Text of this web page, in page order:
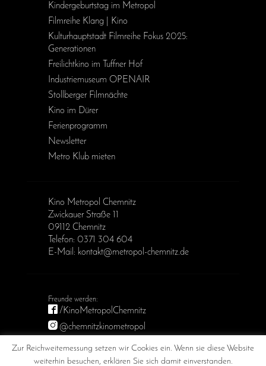
Kinder­geburts­tag im Metropol
Filmreihe Klang | Kino
Kulturhauptstadt Filmreihe Fokus 2025:
Generationen
Freilichtkino im Tuffner Hof
Industriemuseum OPENAIR
Stollberger Filmnächte
Kino im Dürer
Ferienprogramm
Newsletter
Metro Klub mieten
Kino Metropol Chemnitz
Zwickauer Straße 11
09112 Chemnitz
Telefon: 0371 304 604
E-Mail: kontakt@metropol-chemnitz.de
/KinoMetropolChemnitz
@chemnitzkinometropol
Zur Reichweitemessung setzen wir Cookies ein. Wenn sie diese Website
weiterhin besuchen, erklären Sie sich damit einverstanden.